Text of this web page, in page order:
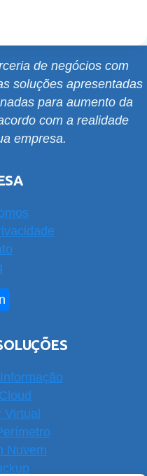
de negócios com
soluções apresentadas
para aumento da
com a realidade
empresa.
Virtual
Nuvem